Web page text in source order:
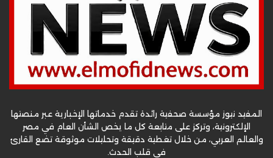
المفيد نيوز مؤسسة صحفية رائدة تقدم خدماتها الإخبارية عبر منصتها
الإلكترونية، وتركز على متابعة كل ما يخص الشأن العام في مصر
والعالم العربي، من خلال تغطية دقيقة وتحليلات موثوقة تضع القارئ
في قلب الحدث.